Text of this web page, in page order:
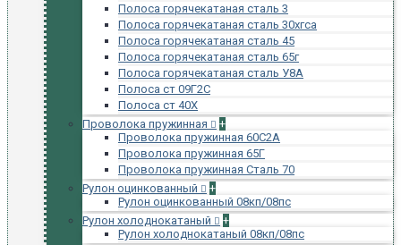
Полоса горячекатаная сталь 3
Полоса горячекатаная сталь 30хгса
Полоса горячекатаная сталь 45
Полоса горячекатаная сталь 65г
Полоса горячекатаная сталь У8А
Полоса ст 09Г2С
Полоса ст 40Х
Проволока пружинная
+
Проволока пружинная 60С2А
Проволока пружинная 65Г
Проволока пружинная Сталь 70
Рулон оцинкованный
+
Рулон оцинкованный 08кп/08пс
Рулон холоднокатаный
+
Рулон холоднокатаный 08кп/08пс